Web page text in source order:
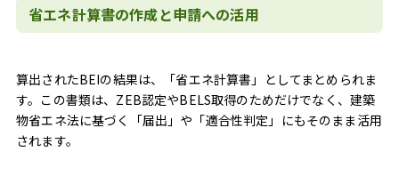
省エネ計算書の作成と申請への活用
算出されたBEIの結果は、「省エネ計算書」としてまとめられま
す。この書類は、ZEB認定やBELS取得のためだけでなく、建築
物省エネ法に基づく「届出」や「適合性判定」にもそのまま活用
されます。